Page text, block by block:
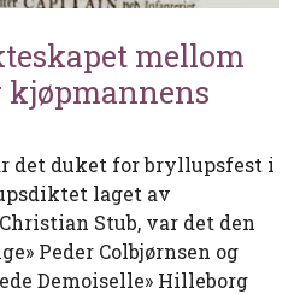
mellom
det duket for bryllupsfest i
laget av
Stub, var det den
Peder Colbjørnsen og
Demoiselle» Hilleborg